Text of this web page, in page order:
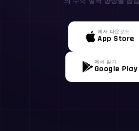
에서 다운로드
App Store
에서 받기
Google Play